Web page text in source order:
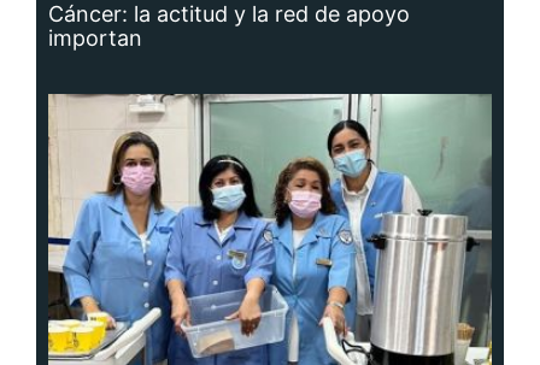
Cáncer: la actitud y la red de apoyo
importan